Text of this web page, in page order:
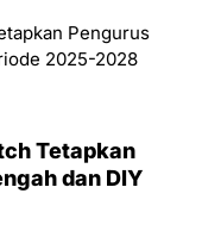
Tetapkan
dan DIY